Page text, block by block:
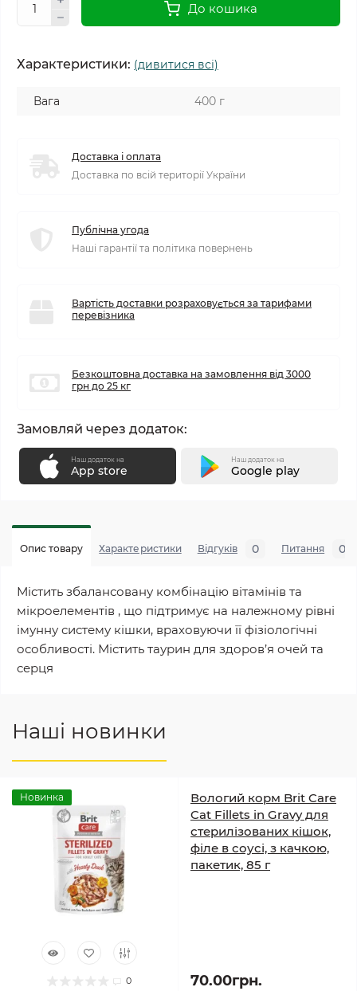
До кошика
Характеристики: (дивитися всі)
Вага 400 г
Доставка і оплата
Доставка по всій території України
Публічна угода
Наші гарантії та політика повернень
Вартість доставки розраховується за тарифами
перевізника
Безкоштовна доставка на замовлення від 3000
грн до 25 кг
Замовляй через додаток:
Наш додаток на
App store
Наш додаток на
Google play
Опис товару Характеристики Відгуків 0 Питання 0
Містить збалансовану комбінацію вітамінів та
мікроелементів , що підтримує на належному рівні
імунну систему кішки, враховуючи її фізіологічні
особливості. Містить таурин для здоров’я очей та
серця
Наші новинки
Новинка
0
Вологий корм Brit Care
Cat Fillets in Gravy для
стерилізованих кішок,
філе в соусі, з качкою,
пакетик, 85 г
70.00грн.